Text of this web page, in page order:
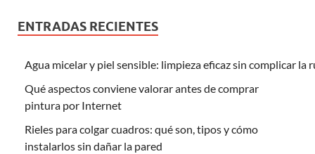
ENTRADAS RECIENTES
Agua micelar y piel sensible: limpieza eficaz sin complicar la
Qué aspectos conviene valorar antes de comprar
pintura por Internet
Rieles para colgar cuadros: qué son, tipos y cómo
instalarlos sin dañar la pared